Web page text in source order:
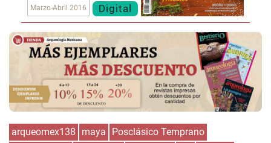
Marzo-Abril 2016 Digital
arqueomex138 maya
Posclásico Temprano